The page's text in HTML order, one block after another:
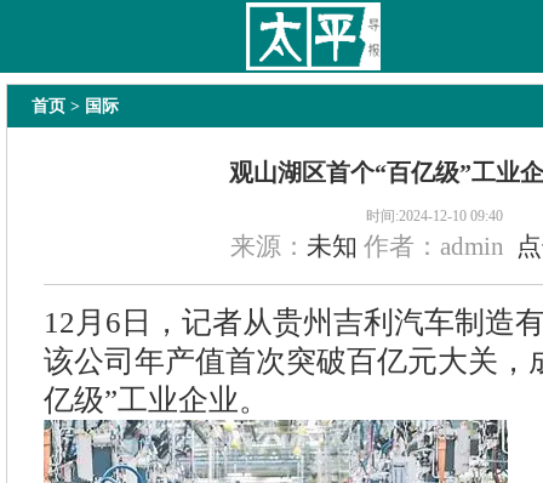
国内 国际 教育
首页 > 国际
观山湖区首个“百亿级”工业
时间:2024-12-10 09:40
来源： 未知 作者：admin
12月6日，记者从贵州吉利汽车制造
该公司年产值首次突破百亿元大关，
亿级”工业企业。